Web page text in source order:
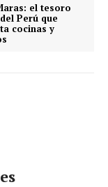
el tesoro
Perú que
cocinas y